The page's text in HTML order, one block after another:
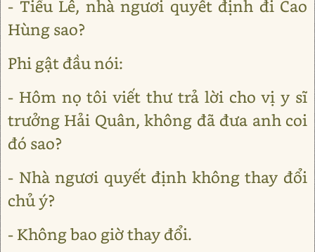
- Tiểu Lê, nhà ngươi quyết định đi Cao
Hùng sao?
Phi gật đầu nói:
- Hôm nọ tôi viết thư trả lời cho vị y sĩ
trưởng Hải Quân, không đã đưa anh coi
đó sao?
- Nhà ngươi quyết định không thay đổi
chủ ý?
- Không bao giờ thay đổi.